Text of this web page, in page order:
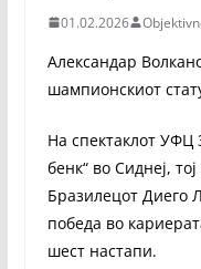
01.02.2026
Александар
шампионскиот
На спектаклот УФЦ
бенк“ во Сиднеј,
Бразилецот Диего
победа во
шест настапи.